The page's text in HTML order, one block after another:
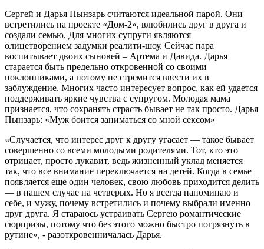
Сергей и Дарья Пынзарь считаются идеальной парой. Они
встретились на проекте «Дом-2», влюбились друг в друга и
создали семью. Для многих супруги являются
олицетворением задумки реалити-шоу. Сейчас пара
воспитывает двоих сыновей – Артема и Давида. Дарья
старается быть предельно откровенной со своими
поклонниками, а потому не стремится ввести их в
заблуждение. Многих часто интересует вопрос, как ей удается
поддерживать яркие чувства с супругом. Молодая мама
признается, что сохранять страсть бывает не так просто. Дарья
Пынзарь: «Муж боится заниматься со мной сексом»
«Случается, что интерес друг к другу угасает — такое бывает
совершенно со всеми молодыми родителями. Тот, кто это
отрицает, просто лукавит, ведь жизненный уклад меняется
так, что все внимание переключается на детей. Когда в семье
появляется еще один человек, свою любовь приходится делить
— в нашем случае на четверых. Но я всегда напоминаю и
себе, и мужу, почему встретились и почему выбрали именно
друг друга. Я стараюсь устраивать Сергею романтические
сюрпризы, потому что без этого можно быстро погрязнуть в
рутине», - разоткровенничалась Дарья.